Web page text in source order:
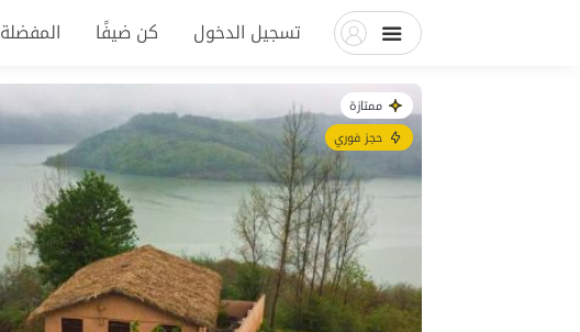
تسجيل الدخول كن ضيفًا المفضلة
ممتازة
حجز فوري